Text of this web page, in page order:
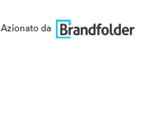
Azionato da